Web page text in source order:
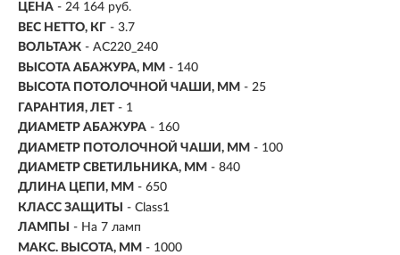
ЦЕНА - 24 164 руб.
ВЕС НЕТТО, КГ - 3.7
ВОЛЬТАЖ - AC220_240
ВЫСОТА АБАЖУРА, ММ - 140
ВЫСОТА ПОТОЛОЧНОЙ ЧАШИ, ММ - 25
ГАРАНТИЯ, ЛЕТ - 1
ДИАМЕТР АБАЖУРА - 160
ДИАМЕТР ПОТОЛОЧНОЙ ЧАШИ, ММ - 100
ДИАМЕТР СВЕТИЛЬНИКА, ММ - 840
ДЛИНА ЦЕПИ, ММ - 650
КЛАСС ЗАЩИТЫ
- Class1
ЛАМПЫ
- На 7 ламп
МАКС. ВЫСОТА, ММ - 1000